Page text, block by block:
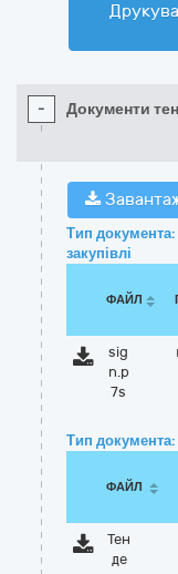
- Документи
Тип
закупівлі
ФАЙЛ
sig
n.p
7s
Тип
ФАЙЛ
Тен
де